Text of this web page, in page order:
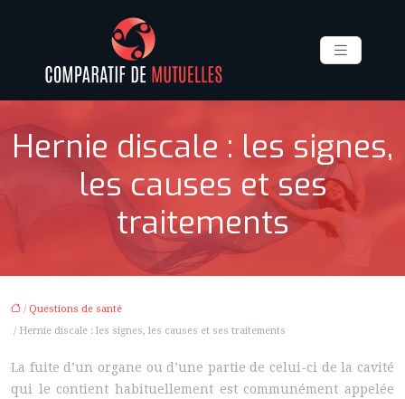
Hernie discale : les signes,
les causes et ses
traitements
/ Questions de santé
/ Hernie discale : les signes, les causes et ses traitements
La fuite d’un organe ou d’une partie de celui-ci de la cavité
qui le contient habituellement est communément appelée